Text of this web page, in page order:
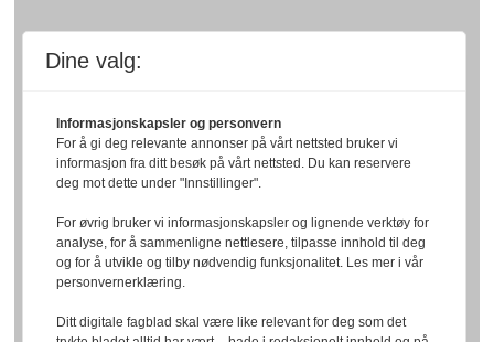
Dine valg:
Informasjonskapsler og personvern
For å gi deg relevante annonser på vårt nettsted bruker vi
informasjon fra ditt besøk på vårt nettsted. Du kan reservere
deg mot dette under "Innstillinger".
For øvrig bruker vi informasjonskapsler og lignende verktøy for
analyse, for å sammenligne nettlesere, tilpasse innhold til deg
og for å utvikle og tilby nødvendig funksjonalitet. Les mer i vår
personvernerklæring.
Ditt digitale fagblad skal være like relevant for deg som det